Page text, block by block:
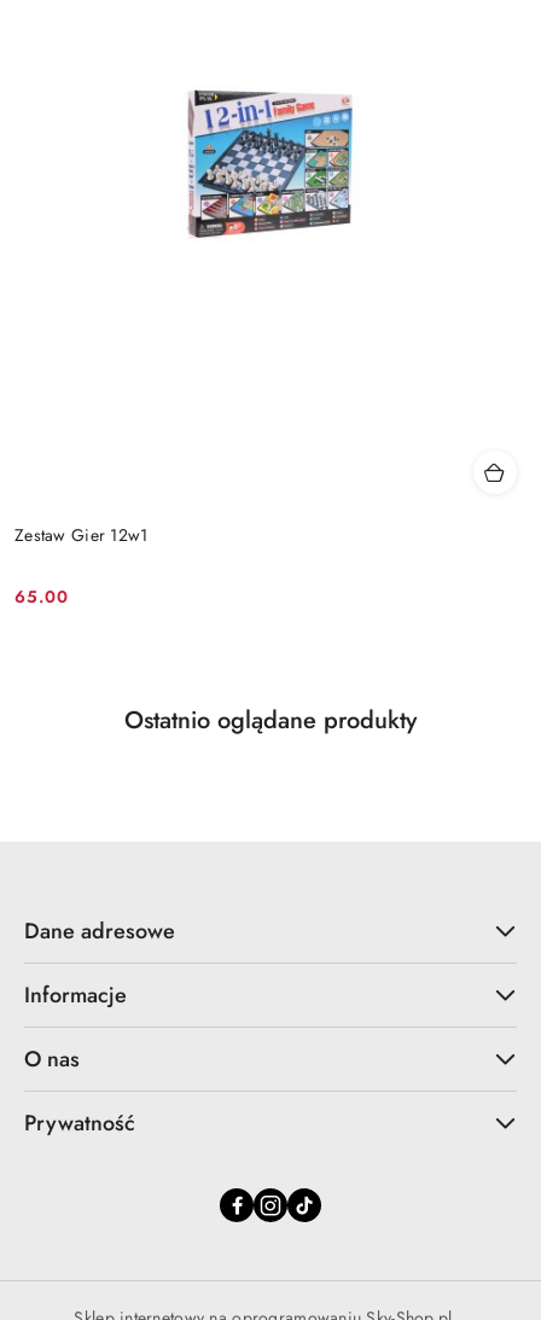
Zestaw Gier 12w1
Cena:
65.00
Pomiń karuzelę produktów
Produkty
Ostatnio oglądane produkty
Dane adresowe
Informacje
O nas
Prywatność